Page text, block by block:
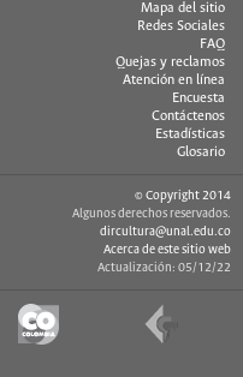
Mapa del sitio
Redes Sociales
FAQ
Quejas y reclamos
Atención en línea
Encuesta
Contáctenos
Estadísticas
Glosario
© Copyright 2014
Algunos derechos reservados.
dircultura@unal.edu.co
Acerca de este sitio web
Actualización: 05/12/22